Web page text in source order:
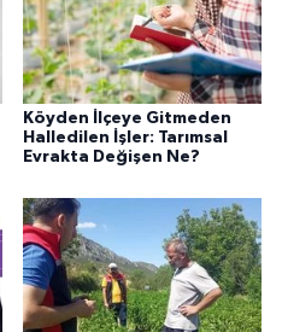
Köyden İlçeye Gitmeden
Halledilen İşler: Tarımsal
Evrakta Değişen Ne?